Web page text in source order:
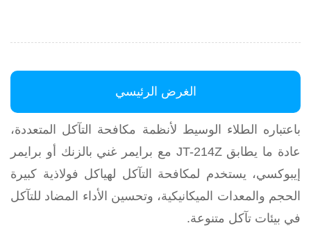
الغرض الرئيسي
باعتباره الطلاء الوسيط لأنظمة مكافحة التآكل المتعددة،
عادة ما يطابق JT-214Z مع برايمر غني بالزنك أو برايمر
إيبوكسي، يستخدم لمكافحة التآكل لهياكل فولاذية كبيرة
الحجم والمعدات الميكانيكية، وتحسين الأداء المضاد للتآكل
في بيئات تآكل متنوعة.